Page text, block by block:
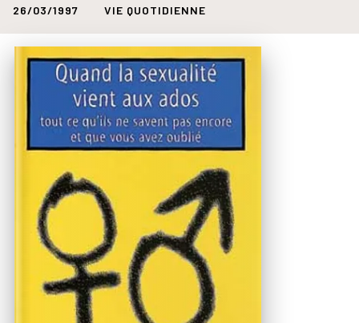
26/03/1997 VIE QUOTIDIENNE